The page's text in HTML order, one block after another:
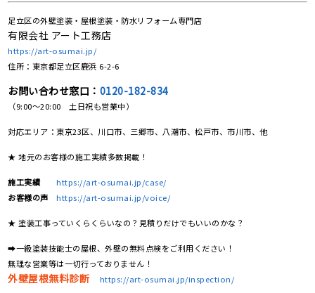
足立区の外壁塗装・屋根塗装・防水リフォーム専門店
有限会社 アート工務店
https://art-osumai.jp/
住所：東京都足立区鹿浜 6-2-6
お問い合わせ窓口： 0120-182-834
（9:00～20:00 土日祝も営業中）
対応エリア：東京23区、川口市、三郷市、八潮市、松戸市、市川市、他
★ 地元のお客様の施工実績多数掲載！
施工実績
https://art-osumai.jp/case/
お客様の声
https://art-osumai.jp/voice/
★ 塗装工事っていくらくらいなの？見積りだけでもいいのかな？
➡一級塗装技能士の屋根、外壁の無料点検をご利用ください！
無理な営業等は一切行っておりません！
外壁屋根無料診断 https://art-osumai.jp/inspection/